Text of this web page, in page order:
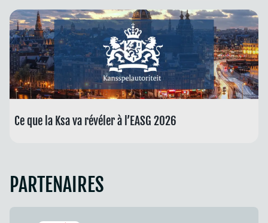
Ce que la Ksa va révéler à l’EASG 2026
PARTENAIRES